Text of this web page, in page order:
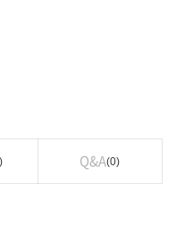
Q&A 0